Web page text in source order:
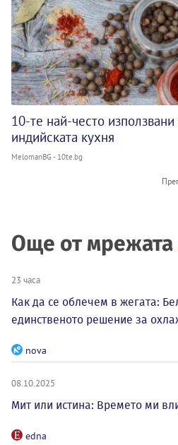
10-те най-често
индийската кухня
MelomanBG - 10te.bg
Още от мрежата
23 часа
Как да се облечем в жегата:
единственото решение за
nova
08.10.2025
Мит или истина: Времето ми
edna